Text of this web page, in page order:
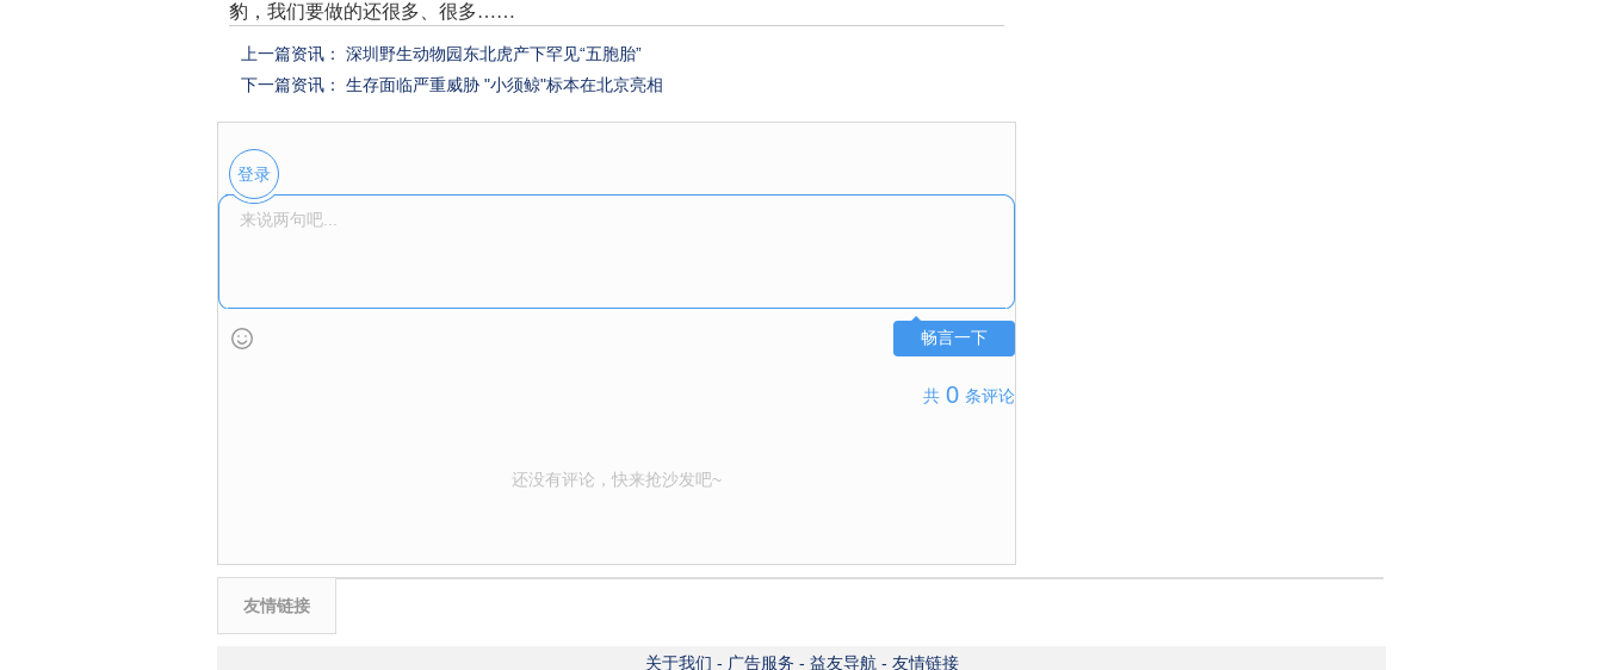
豹，我们要做的还很多、很多……
上一篇资讯：深圳野生动物园东北虎产下罕见“五胞胎”
下一篇资讯：生存面临严重威胁 "小须鲸"标本在北京亮相
登录
畅言一下
共 0 条评论
还没有评论，快来抢沙发吧~
友情链接
关于我们 - 广告服务 - 益友导航 - 友情链接